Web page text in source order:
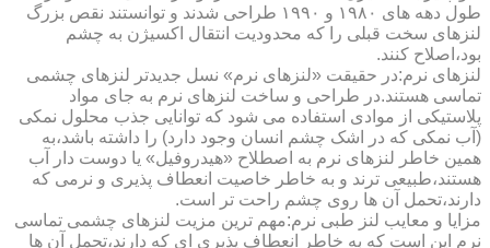
طول دهه های ۱۹۸۰ و ۱۹۹۰ طراحی شدند و توانستند نقص بزرگ
لنزهای سخت قبلی را که محدودیت انتقال اکسیژن به چشم
بود،اصلاح کنند.
لنزهای نرم:در حقیقت «لنزهای نرم» نسل جدیدتر لنزهای چشمی
تماسی هستند.در طراحی و ساخت لنزهای نرم به جای مواد
پلاستیکی از موادی استفاده می شود که توانایی جذب محلول نمکی
(آب نمکی که در اشک چشم انسان وجود دارد) را داشته باشد،به
همین خاطر لنزهای نرم به اصطلاح «هیدروفیل» یا دوست دار آب
هستند،طبیعی ترند و به خاطر خاصیت انعطاف پذیری و نرمی که
دارند،تحمل آن ها روی چشم راحت تر است.
مزایا و معایب لنز طبی نرم:مهم ترین مزیت لنزهای چشمی تماسی
نرم این است که به خاطر انعطاف پذیری ای که دارند،تحمل آن ها